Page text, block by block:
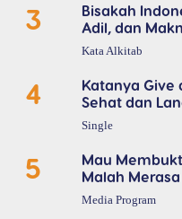
3
Bisakah
Adil, dan
Kata Alkitab
4
Katanya Give
Sehat dan
Single
5
Mau
Malah
Media Program